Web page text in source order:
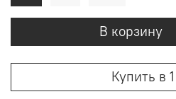
В корзину
Купить в